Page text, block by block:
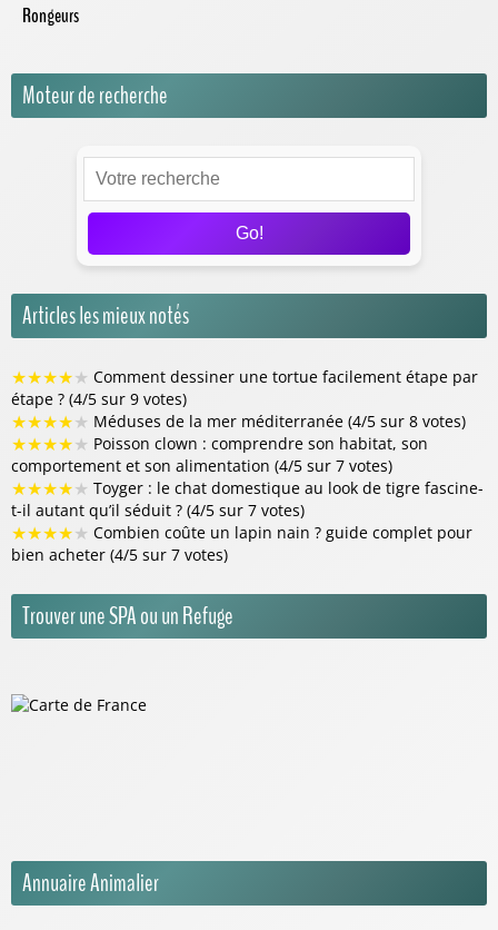
Rongeurs
Moteur de recherche
Go!
Articles les mieux notés
★★★★★ Comment dessiner une tortue facilement étape par
étape ? (4/5 sur 9 votes)
★★★★★ Méduses de la mer méditerranée (4/5 sur 8 votes)
★★★★★ Poisson clown : comprendre son habitat, son
comportement et son alimentation (4/5 sur 7 votes)
★★★★★ Toyger : le chat domestique au look de tigre fascine-
t-il autant qu’il séduit ? (4/5 sur 7 votes)
★★★★★ Combien coûte un lapin nain ? guide complet pour
bien acheter (4/5 sur 7 votes)
Trouver une SPA ou un Refuge
Annuaire Animalier